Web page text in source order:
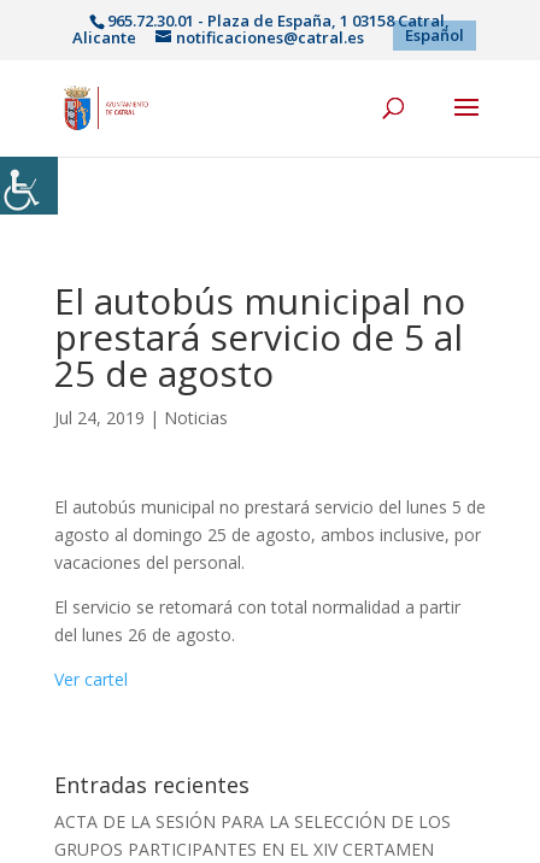
965.72.30.01 - Plaza de España, 1 03158 Catral,
Alicante notificaciones@catral.es Español
El autobús municipal no
prestará servicio de 5 al
25 de agosto
Jul 24, 2019 | Noticias
El autobús municipal no prestará servicio del lunes 5 de
agosto al domingo 25 de agosto, ambos inclusive, por
vacaciones del personal.
El servicio se retomará con total normalidad a partir
del lunes 26 de agosto.
Ver cartel
Entradas recientes
ACTA DE LA SESIÓN PARA LA SELECCIÓN DE LOS
GRUPOS PARTICIPANTES EN EL XIV CERTAMEN